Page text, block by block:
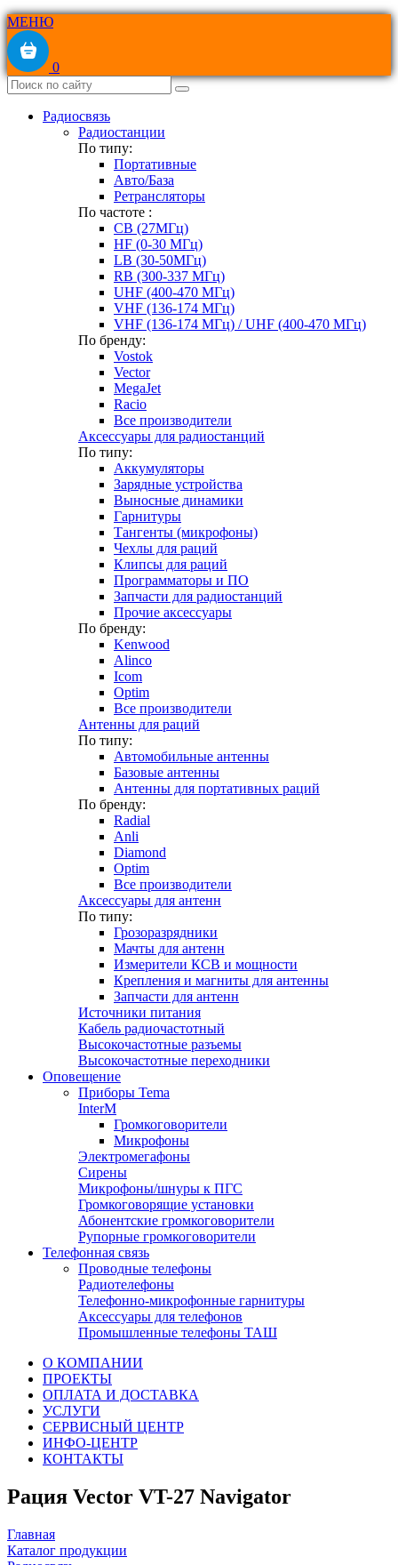
МЕНЮ
0
Радиосвязь
Радиостанции
По типу:
Портативные
Авто/База
Ретрансляторы
По частоте :
CB (27МГц)
HF (0-30 МГц)
LB (30-50МГц)
RB (300-337 МГц)
UHF (400-470 МГц)
VHF (136-174 МГц)
VHF (136-174 МГц) / UHF (400-470 МГц)
По бренду:
Vostok
Vector
MegaJet
Racio
Все производители
Аксессуары для радиостанций
По типу:
Аккумуляторы
Зарядные устройства
Выносные динамики
Гарнитуры
Тангенты (микрофоны)
Чехлы для раций
Клипсы для раций
Программаторы и ПО
Запчасти для радиостанций
Прочие аксессуары
По бренду:
Kenwood
Alinco
Icom
Optim
Все производители
Антенны для раций
По типу:
Автомобильные антенны
Базовые антенны
Антенны для портативных раций
По бренду:
Radial
Anli
Diamond
Optim
Все производители
Аксессуары для антенн
По типу:
Грозоразрядники
Мачты для антенн
Измерители КСВ и мощности
Крепления и магниты для антенны
Запчасти для антенн
Источники питания
Кабель радиочастотный
Высокочастотные разъемы
Высокочастотные переходники
Оповещение
Приборы Tema
InterM
Громкоговорители
Микрофоны
Электромегафоны
Сирены
Микрофоны/шнуры к ПГС
Громкоговорящие установки
Абонентские громкоговорители
Рупорные громкоговорители
Телефонная связь
Проводные телефоны
Радиотелефоны
Телефонно-микрофонные гарнитуры
Аксессуары для телефонов
Промышленные телефоны ТАШ
О КОМПАНИИ
ПРОЕКТЫ
ОПЛАТА И ДОСТАВКА
УСЛУГИ
СЕРВИСНЫЙ ЦЕНТР
ИНФО-ЦЕНТР
КОНТАКТЫ
Рация Vector VT-27 Navigator
Главная
Каталог продукции